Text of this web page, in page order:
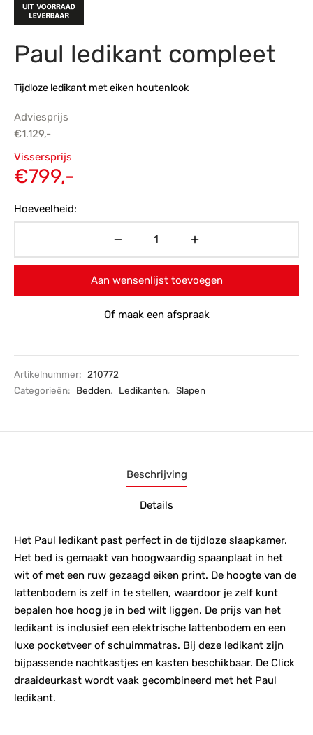
Paul ledikant compleet
Tijdloze ledikant met eiken houtenlook
Adviesprijs
€1.129,-
Oorspronkelijke
prijs was:
Vissersprijs
€799,-
€799,-.
Hoeveelheid:
Aan wensenlijst toevoegen
Of maak een afspraak
Artikelnummer:
210772
Categorieën:
Bedden, Ledikanten, Slapen
Beschrijving
Details
Het Paul ledikant past perfect in de tijdloze slaapkamer.
Het bed is gemaakt van hoogwaardig spaanplaat in het
wit of met een ruw gezaagd eiken print. De hoogte van de
lattenbodem is zelf in te stellen, waardoor je zelf kunt
bepalen hoe hoog je in bed wilt liggen. De prijs van het
ledikant is inclusief een elektrische lattenbodem en een
luxe pocketveer of schuimmatras. Bij deze ledikant zijn
bijpassende nachtkastjes en kasten beschikbaar. De Click
draaideurkast wordt vaak gecombineerd met het Paul
ledikant.
toonmodel
PVC